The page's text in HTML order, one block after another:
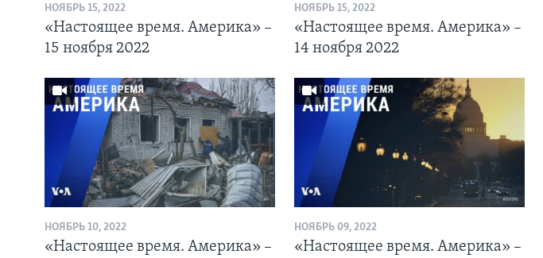
НОЯБРЬ 15, 2022
«Настоящее время. Америка» –
15 ноября 2022
НОЯБРЬ 15, 2022
«Настоящее время. Америка» –
14 ноября 2022
НОЯБРЬ 10, 2022
«Настоящее время. Америка» –
НОЯБРЬ 09, 2022
«Настоящее время. Америка» –